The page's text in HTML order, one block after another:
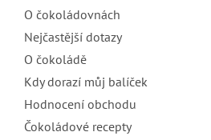
O čokoládovnách
Nejčastější dotazy
O čokoládě
Kdy dorazí můj balíček
Hodnocení obchodu
Čokoládové recepty